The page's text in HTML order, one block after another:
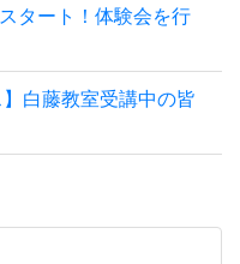
タート！体験会を行
白藤教室受講中の皆